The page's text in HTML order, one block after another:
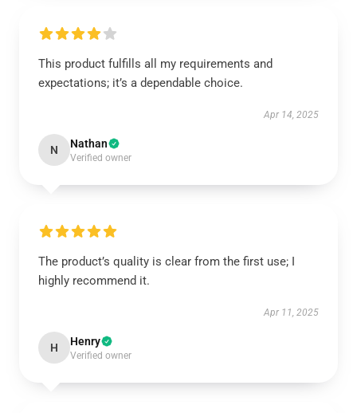
This product fulfills all my requirements and
expectations; it’s a dependable choice.
Apr 14, 2025
N Nathan
Verified owner
The product’s quality is clear from the first use; I
highly recommend it.
Apr 11, 2025
H Henry
Verified owner